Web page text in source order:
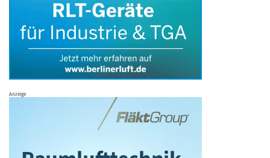
Anzeige